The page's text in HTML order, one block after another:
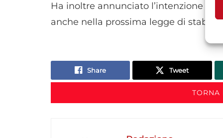
Ha inoltre annunciato l’intenzione di
anche nella prossima legge di stabilità
Share Tweet
TORNA